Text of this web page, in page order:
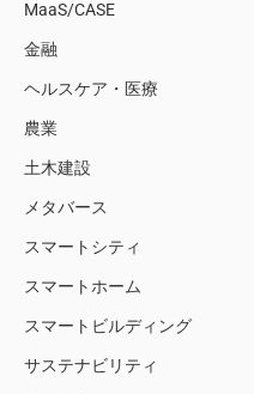
MaaS/CASE
金融
ヘルスケア・医療
農業
土木建設
メタバース
スマートシティ
スマートホーム
スマートビルディング
サステナビリティ